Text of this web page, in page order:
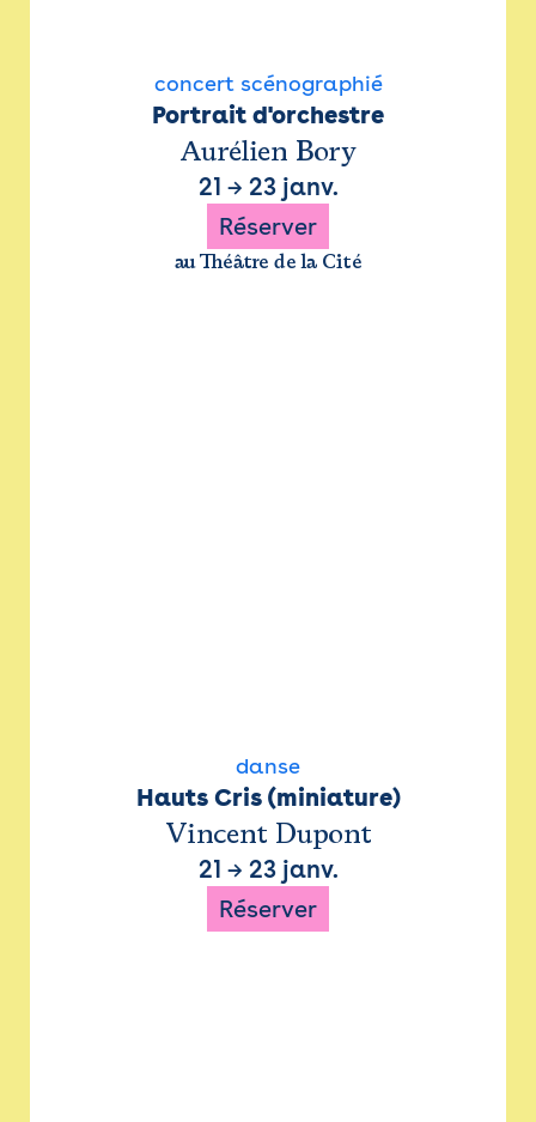
concert scénographié
Portrait d'orchestre
Aurélien Bory
21 → 23 janv.
Réserver
au Théâtre de la Cité
danse
Hauts Cris (miniature)
Vincent Dupont
21 → 23 janv.
Réserver